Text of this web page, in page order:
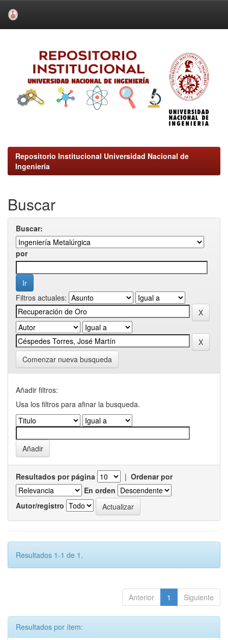
Repositorio Institucional Universidad Nacional de
Ingeniería
Buscar
Buscar:
por
Filtros actuales:
Comenzar nueva busqueda
Añadir filtros:
Usa los filtros para afinar la busqueda.
Resultados por página | Ordenar por
En orden
Autor/registro
Resultados 1-1 de 1.
Anterior 1 Siguiente
Resultados por ítem: